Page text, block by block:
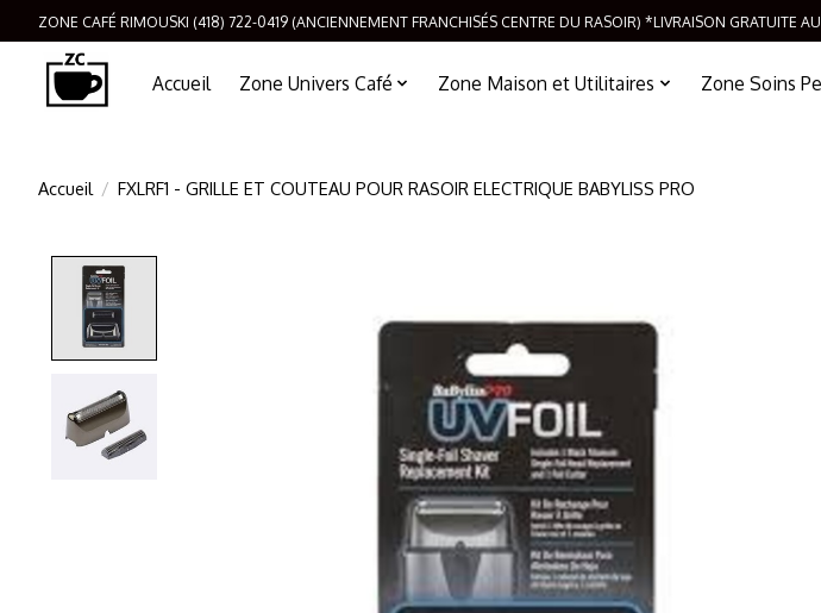
ZONE CAFÉ RIMOUSKI (418) 722-0419 (ANCIENNEMENT FRANCHISÉS CENTRE DU RASOIR) *LIVRAISON GRATUITE
Accueil Zone Univers Café Zone Maison et Utilitaires Zone Soins
Accueil / FXLRF1 - GRILLE ET COUTEAU POUR RASOIR ELECTRIQUE BABYLISS PRO